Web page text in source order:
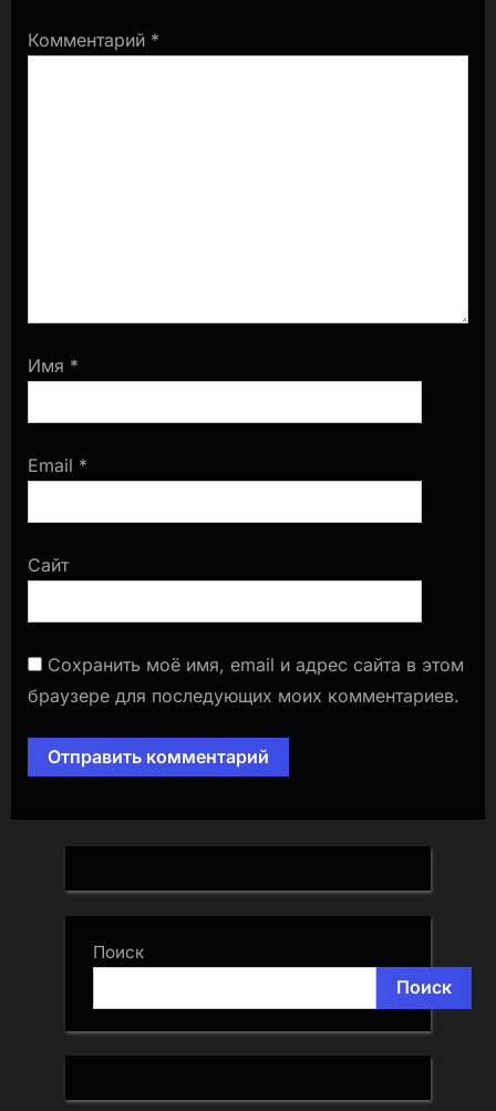
Комментарий *
Имя *
Email *
Сайт
Сохранить моё имя, email и адрес сайта в этом
браузере для последующих моих комментариев.
Поиск
Поиск